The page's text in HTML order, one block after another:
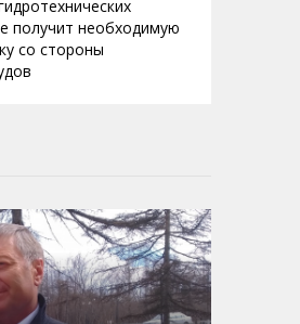
получит необходимую
со стороны